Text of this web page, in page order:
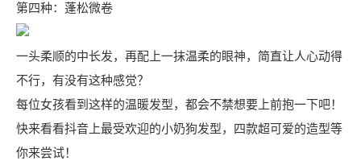
第四种：蓬松微卷
一头柔顺的中长发，再配上一抹温柔的眼神，简直让人心动得
不行，有没有这种感觉？
每位女孩看到这样的温暖发型，都会不禁想要上前抱一下吧！
快来看看抖音上最受欢迎的小奶狗发型，四款超可爱的造型等
你来尝试！